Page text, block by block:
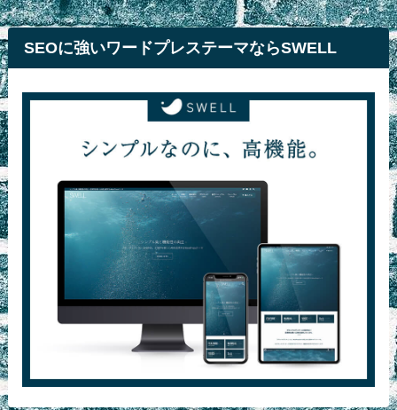
SEOに強いワードプレステーマならSWELL